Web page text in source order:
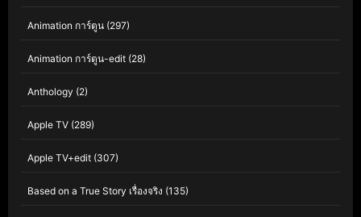
Animation การ์ตูน (297)
Animation การ์ตูน-edit (28)
Anthology (2)
Apple TV (289)
Apple TV+edit (307)
Based on a True Story เรื่องจริง (135)